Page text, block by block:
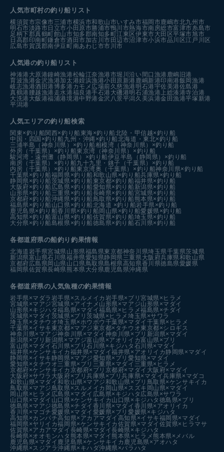
人気市町村の釣り船リスト
横須賀市宗像市三浦市横浜市和歌山市いすみ市福岡市鹿嶋市北九州市
明石市淡路市日立市小田原市勝浦市鴨川市熱海市南房総市富津市糸島市
足柄下郡真鶴町館山市知多郡南知多町江東区伊東市大田区平塚市旭市
日高郡印南町鎌倉市酒田市加古川市田辺市沼津市小浜市品川区江戸川区
広島市賀茂郡南伊豆町南あわじ市市川市
人気港の釣り船リスト
神湊港 大原港鐘崎漁港松輪江奈漁港市堀川沿い 間口漁港 鹿嶋旧港
育波漁港金沢漁港加太港姪浜漁港小田原新港 鹿嶋新港印南港飯岡漁港
岐志漁港酒田港博多港カモメ広場前久慈漁港 明石港宇佐美港佐島港
真鶴港 腰越漁港 走水港福良港手石港 大磯港明石浦漁港 上総湊港寺泊港
大洗港 大飯港福浦港境港中野港金沢八景平潟久美浜港金田漁港平塚新港
平潟港
人気エリアの釣り船検索
関東×釣り船関西×釣り船 東海×釣り船北陸・甲信越×釣り船
中国・四国×釣り船 九州・沖縄×釣り船北海道・東北×釣り船
三浦半島（神奈川県）×釣り船相模湾（神奈川県）×釣り船
外房（千葉県）×釣り船東京湾（神奈川県）×釣り船
駿河湾・遠州灘（静岡県）×釣り船伊豆半島（静岡県）×釣り船
南房（千葉県）×釣り船九十九里・銚子（千葉県）×釣り船
内房（千葉県）×釣り船東京湾奥（千葉県）×釣り船神奈川県×釣り船
千葉県×釣り船福岡県×釣り船和歌山県×釣り船兵庫県×釣り船
静岡県×釣り船茨城県×釣り船 東京都×釣り船福井県×釣り船
大阪府×釣り船 広島県×釣り船愛知県×釣り船 新潟県×釣り船
山形県×釣り船 三重県×釣り船長崎県×釣り船宮城県×釣り船
京都府×釣り船沖縄県×釣り船 鳥取県×釣り船 熊本県×釣り船
福島県×釣り船 山口県×釣り船北海道 ×釣り船岩手県×釣り船
鹿児島県×釣り船香川県×釣り船岡山県×釣り船愛媛県×釣り船
高知県×釣り船富山県×釣り船佐賀県×釣り船埼玉県×釣り船
大分県×釣り船島根県×釣り船徳島県×釣り船石川県×釣り船
各都道府県の船釣り釣果情報
北海道 岩手県宮城県 山形県福島県東京都神奈川県埼玉県千葉県茨城県
新潟県富山県石川県福井県愛知県静岡県 三重県 大阪府兵庫県和歌山県
京都府広島県岡山県 山口県 鳥取県島根県高知県香川県徳島県愛媛県
福岡県佐賀県長崎県 熊本県 大分県 鹿児島県沖縄県
各都道府県の人気魚種の釣果情報
岩手県×マダラ 岩手県×スルメイカ 岩手県×ブリ宮城県×ヒラメ
宮城県×マアジ宮城県×アイナメ 山形県×マアジ山形県×マダイ
山形県×キジハタ福島県×マダイ福島県×ヒラメ福島県×チダイ
茨城県×マダイ 茨城県×ブリ茨城県×ヒラメ埼玉県×サワラ
埼玉県×タチウオ埼玉県×ホウボウ 千葉県×マダイ 千葉県×ヒラメ
千葉県×イサキ 東京都×マアジ 東京都×タチウオ東京都×シロギス
神奈川県×マアジ神奈川県×マダイ 神奈川県×ブリ 新潟県×マダイ
新潟県×ブリ 新潟県×マアジ富山県×アオリイカ富山県×ブリ
富山県×マダイ 石川県×ブリ石川県×キジハタ 石川県×マダイ
福井県×ケンサキイカ 福井県×マダイ福井県×アオリイカ静岡県×マダイ
静岡県×イサキ静岡県×マアジ愛知県×ブリ愛知県×マダイ
愛知県×タチウオ三重県×ブリ 三重県×マダイ 三重県×ヒラメ
京都府×ケンサキイカ 京都府×ブリ 京都府×マダイ 大阪府×マダイ
大阪府×サワラ 大阪府×ブリ兵庫県×ブリ兵庫県×マダイ兵庫県×マダコ
和歌山県×マダイ和歌山県×マアジ和歌山県×ブリ 鳥取県×ケンサキイカ
鳥取県×マアジ 鳥取県×スルメイカ 岡山県×スズキ 岡山県×マダイ
岡山県×ヒラメ 広島県×マダイ 広島県×キジハタ 広島県×サワラ
山口県×マダイ 山口県×ケンサキイカ 山口県×キジハタ 徳島県×ブリ
徳島県×マアジ徳島県×チダイ 香川県×マダイ 香川県×アオリイカ
香川県×マゴチ愛媛県×マダイ 愛媛県×ブリ愛媛県×キジハタ
高知県×カンパチ高知県×アカアマダイ 高知県×イサキ福岡県×マダイ
福岡県×ヤリイカ福岡県×ケンサキイカ 佐賀県×マダイ 佐賀県×ヒラマサ
佐賀県×アカアマダイ 長崎県×マダイ長崎県×キジハタ
長崎県×オオモンハタ 熊本県×マダイ 熊本県×ヒラメ 熊本県×メバル
鹿児島県×マダイ 鹿児島県×ケンサキイカ 鹿児島県×アオハタ
沖縄県×スジアラ沖縄県×キハダ沖縄県×バラハタ